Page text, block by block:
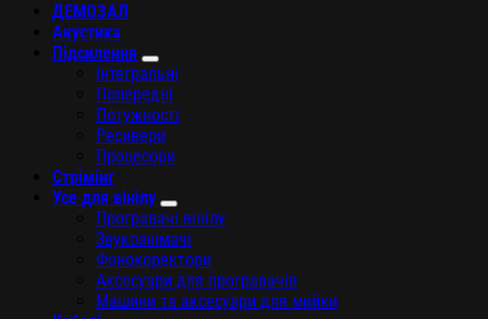
ДЕМОЗАЛ
Акустика
Підсилення
Інтегральні
Попередні
Потужності
Ресивери
Процесори
Стрімінг
Усе для вінілу
Програвачі вінілу
Звукознімачі
Фонокоректори
Аксесуари для програвачів
Машини та аксесуари для мийки